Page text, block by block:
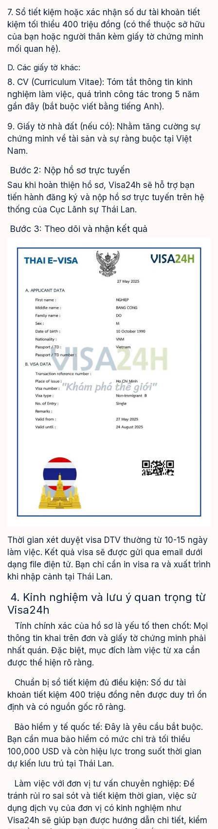
7. Sổ tiết kiệm hoặc xác nhận số dư tài khoản tiết
kiệm tối thiểu 400 triệu đồng (có thể thuộc sở hữu
của bạn hoặc người thân kèm giấy tờ chứng minh
mối quan hệ).
D. Các giấy tờ khác:
8. CV (Curriculum Vitae): Tóm tắt thông tin kinh
nghiệm làm việc, quá trình công tác trong 5 năm
gần đây (bắt buộc viết bằng tiếng Anh).
9. Giấy tờ nhà đất (nếu có): Nhằm tăng cường sự
chứng minh về tài sản và sự ràng buộc tại Việt
Nam.
Bước 2: Nộp hồ sơ trực tuyến
Sau khi hoàn thiện hồ sơ, Visa24h sẽ hỗ trợ bạn
tiến hành đăng ký và nộp hồ sơ trực tuyến trên hệ
thống của Cục Lãnh sự Thái Lan.
Bước 3: Theo dõi và nhận kết quả
Thời gian xét duyệt visa DTV thường từ 10-15 ngày
làm việc. Kết quả visa sẽ được gửi qua email dưới
dạng file điện tử. Bạn chỉ cần in visa ra và xuất trình
khi nhập cảnh tại Thái Lan.
4. Kinh nghiệm và lưu ý quan trọng từ
Visa24h
Tính chính xác của hồ sơ là yếu tố then chốt: Mọi
thông tin khai trên đơn và giấy tờ chứng minh phải
nhất quán. Đặc biệt, mục đích làm việc từ xa cần
được thể hiện rõ ràng.
Chuẩn bị sổ tiết kiệm đủ điều kiện: Số dư tài
khoản tiết kiệm 400 triệu đồng nên được duy trì ổn
định và có nguồn gốc rõ ràng.
Bảo hiểm y tế quốc tế: Đây là yêu cầu bắt buộc.
Bạn cần mua bảo hiểm có mức chi trả tối thiểu
100,000 USD và còn hiệu lực trong suốt thời gian
dự kiến lưu trú tại Thái Lan.
Làm việc với đơn vị tư vấn chuyên nghiệp: Để
tránh rủi ro sai sót và tiết kiệm thời gian, việc sử
dụng dịch vụ của đơn vị có kinh nghiệm như
Visa24h sẽ giúp bạn được hướng dẫn chi tiết, kiểm